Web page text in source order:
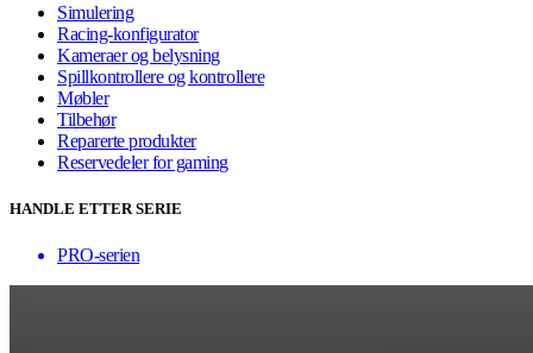
Simulering
Racing-konfigurator
Kameraer og belysning
Spillkontrollere og kontrollere
Møbler
Tilbehør
Reparerte produkter
Reservedeler for gaming
HANDLE ETTER SERIE
PRO-serien